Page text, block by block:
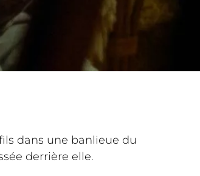
dans une banlieue du
derrière elle.